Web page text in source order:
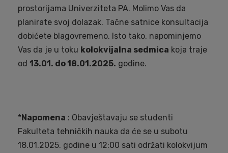
prostorijama Univerziteta PA. Molimo Vas da
planirate svoj dolazak. Tačne satnice konsultacija
dobićete blagovremeno. Isto tako, napominjemo
Vas da je u toku kolokvijalna sedmica koja traje
od 13.01. do 18.01.2025. godine.
*Napomena : Obavještavaju se studenti
Fakulteta tehničkih nauka da će se u subotu
18.01.2025. godine u 12:00 sati održati kolokvijum